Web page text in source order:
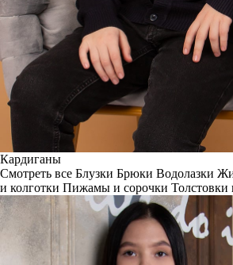
Кардиганы
Смотреть все Блузки Брюки Водолазки
и колготки Пижамы и сорочки Толстовки